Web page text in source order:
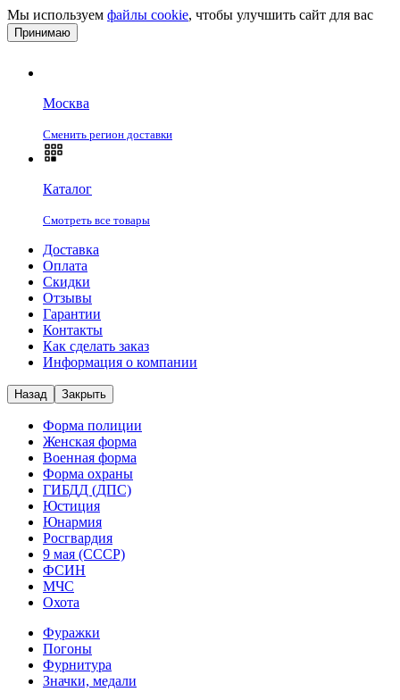
Мы используем файлы cookie, чтобы улучшить сайт для вас
Принимаю
Москва
Сменить регион доставки
Каталог
Смотреть все товары
Доставка
Оплата
Скидки
Отзывы
Гарантии
Контакты
Как сделать заказ
Информация о компании
Назад Закрыть
Форма полиции
Женская форма
Военная форма
Форма охраны
ГИБДД (ДПС)
Юстиция
Юнармия
Росгвардия
9 мая (СССР)
ФСИН
МЧС
Охота
Фуражки
Погоны
Фурнитура
Значки, медали